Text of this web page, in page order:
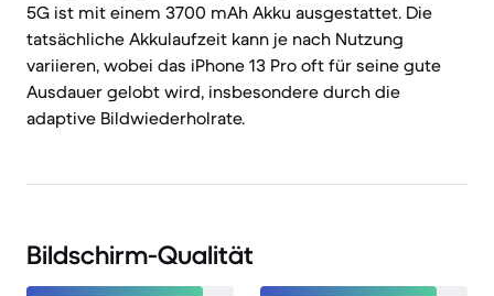
5G ist mit einem 3700 mAh Akku ausgestattet. Die
tatsächliche Akkulaufzeit kann je nach Nutzung
variieren, wobei das iPhone 13 Pro oft für seine gute
Ausdauer gelobt wird, insbesondere durch die
adaptive Bildwiederholrate.
Bildschirm-Qualität